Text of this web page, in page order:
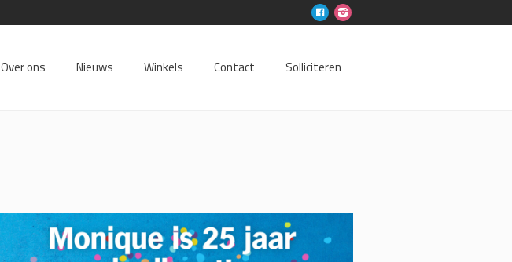
Over ons Nieuws Winkels Contact Solliciteren